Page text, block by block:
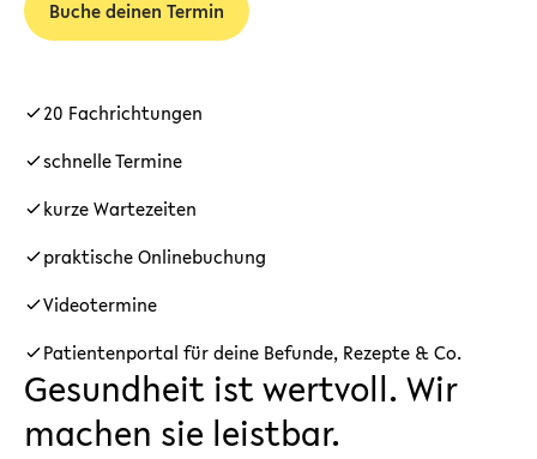
Buche deinen Termin
20 Fachrichtungen
schnelle Termine
kurze Wartezeiten
praktische Onlinebuchung
Videotermine
Patientenportal für deine Befunde, Rezepte & Co.
Gesundheit ist wertvoll. Wir
machen sie leistbar.